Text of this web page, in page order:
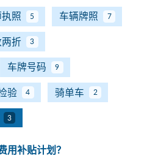
照 5 车辆牌照 7
折 3
车牌号码 9
验 4 骑单车 2
3
用补贴计划？